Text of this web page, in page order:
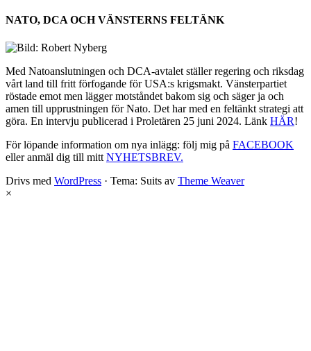
NATO, DCA OCH VÄNSTERNS FELTÄNK
Med Natoanslutningen och DCA-avtalet ställer regering och riksdag
vårt land till fritt förfogande för USA:s krigsmakt. Vänsterpartiet
röstade emot men lägger motståndet bakom sig och säger ja och
amen till upprustningen för Nato. Det har med en feltänkt strategi att
göra. En intervju publicerad i Proletären 25 juni 2024. Länk HÄR!
För löpande information om nya inlägg: följ mig på FACEBOOK
eller anmäl dig till mitt NYHETSBREV.
Drivs med WordPress · Tema: Suits av Theme Weaver
×